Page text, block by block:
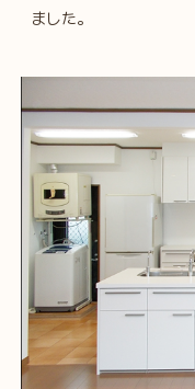
ました。